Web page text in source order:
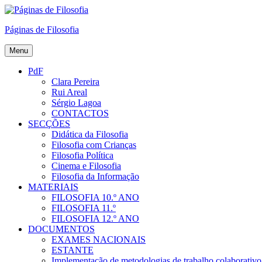
Skip
content
Páginas de Filosofia
Menu
PdF
Clara Pereira
Rui Areal
Sérgio Lagoa
CONTACTOS
SECÇÕES
Didática da Filosofia
Filosofia com Crianças
Filosofia Política
Cinema e Filosofia
Filosofia da Informação
MATERIAIS
FILOSOFIA 10.º ANO
FILOSOFIA 11.º
FILOSOFIA 12.º ANO
DOCUMENTOS
EXAMES NACIONAIS
ESTANTE